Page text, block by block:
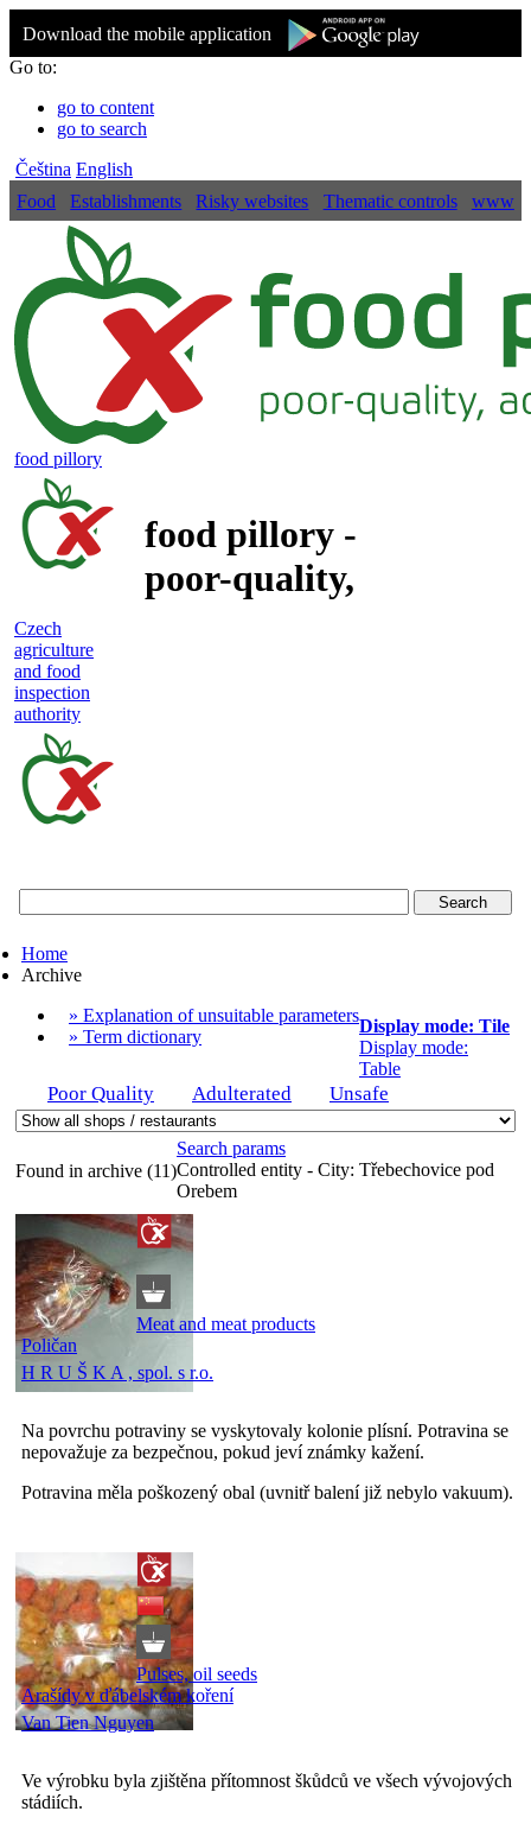
Download the mobile application
Go to:
go to content
go to search
Čeština English
Food
Establishments Risky websites Thematic controls www
food pillory
food pillory -
poor-quality,
Czech
agriculture
and food
inspection
authority
food
authority
Home
Archive
» Explanation of unsuitable parameters
» Term dictionary
Display mode: Tile
Display mode:
Table
Poor Quality Adulterated Unsafe
Found in archive (11)
Search params
Controlled entity - City: Třebechovice pod
Orebem
Meat and meat products
Poličan
H R U Š K A , spol. s r.o.
Na povrchu potraviny se vyskytovaly kolonie plísní. Potravina se
nepovažuje za bezpečnou, pokud jeví známky kažení.
Potravina měla poškozený obal (uvnitř balení již nebylo vakuum).
Pulses, oil seeds
Arašídy v ďábelském koření
Van Tien Nguyen
Ve výrobku byla zjištěna přítomnost škůdců ve všech vývojových
stádiích.